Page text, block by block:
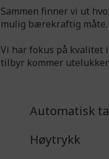
Sammen finner vi ut
mulig bærekraftig måte.
Vi har fokus på kvalitet
tilbyr kommer
Automatisk
Høytrykk